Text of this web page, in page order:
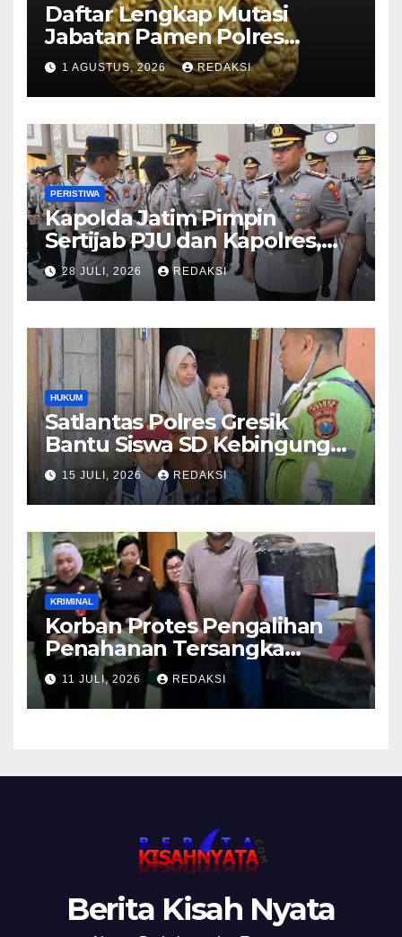
Daftar Lengkap Mutasi
Jabatan Pamen Polres
Jajaran Polda Jatim 2026
1 AGUSTUS, 2026 REDAKSI
PERISTIWA
Kapolda Jatim Pimpin
Sertijab PJU dan Kapolres,
Perkuat Regenerasi
Kepemimpinan dan
Pelayanan Presisi
28 JULI, 2026 REDAKSI
HUKUM
Satlantas Polres Gresik
Bantu Siswa SD Kebingungan
Saat Pulang Sekolah,
Langsung Diantar ke Rumah
Orang Tua Lega
15 JULI, 2026 REDAKSI
KRIMINAL
Korban Protes Pengalihan
Penahanan Tersangka
Pemalsuan Merek Skincare,
Kasi Penkum Kejati Jatim:
Nanti Saya Tegur Jaksanya
11 JULI, 2026 REDAKSI
Berita Kisah Nyata